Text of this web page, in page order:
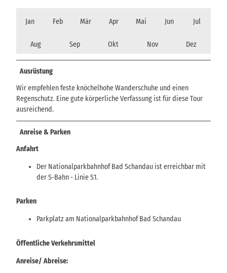
Jan Feb Mär Apr Mai Jun Jul
Aug Sep Okt Nov Dez
Ausrüstung
Wir empfehlen feste knöchelhohe Wanderschuhe und einen
Regenschutz. Eine gute körperliche Verfassung ist für diese Tour
ausreichend.
Anreise & Parken
Anfahrt
Der Nationalparkbahnhof Bad Schandau ist erreichbar mit
der S-Bahn - Linie S1.
Parken
Parkplatz am Nationalparkbahnhof Bad Schandau
Öffentliche Verkehrsmittel
Anreise/ Abreise: